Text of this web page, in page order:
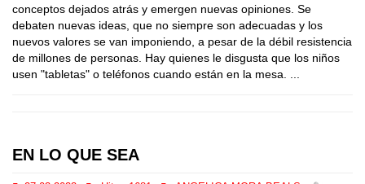
conceptos dejados atrás y emergen nuevas opiniones. Se
debaten nuevas ideas, que no siempre son adecuadas y los
nuevos valores se van imponiendo, a pesar de la débil resistencia
de millones de personas. Hay quienes le disgusta que los niños
usen "tabletas" o teléfonos cuando están en la mesa. ...
EN LO QUE SEA